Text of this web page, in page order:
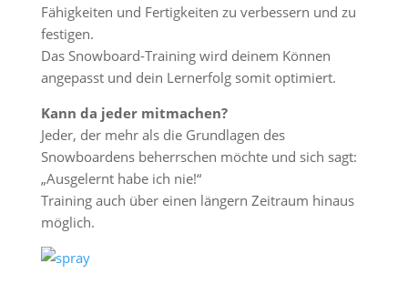
Fähigkeiten und Fertigkeiten zu verbessern und zu
festigen.
Das Snowboard-Training wird deinem Können
angepasst und dein Lernerfolg somit optimiert.
Kann da jeder mitmachen?
Jeder, der mehr als die Grundlagen des
Snowboardens beherrschen möchte und sich sagt:
„Ausgelernt habe ich nie!“
Training auch über einen längern Zeitraum hinaus
möglich.